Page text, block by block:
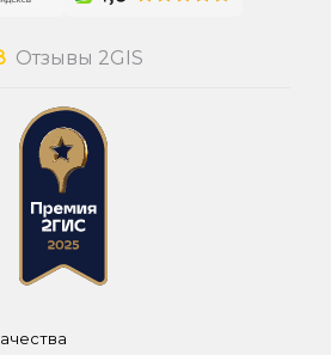
Отзывы 2GIS